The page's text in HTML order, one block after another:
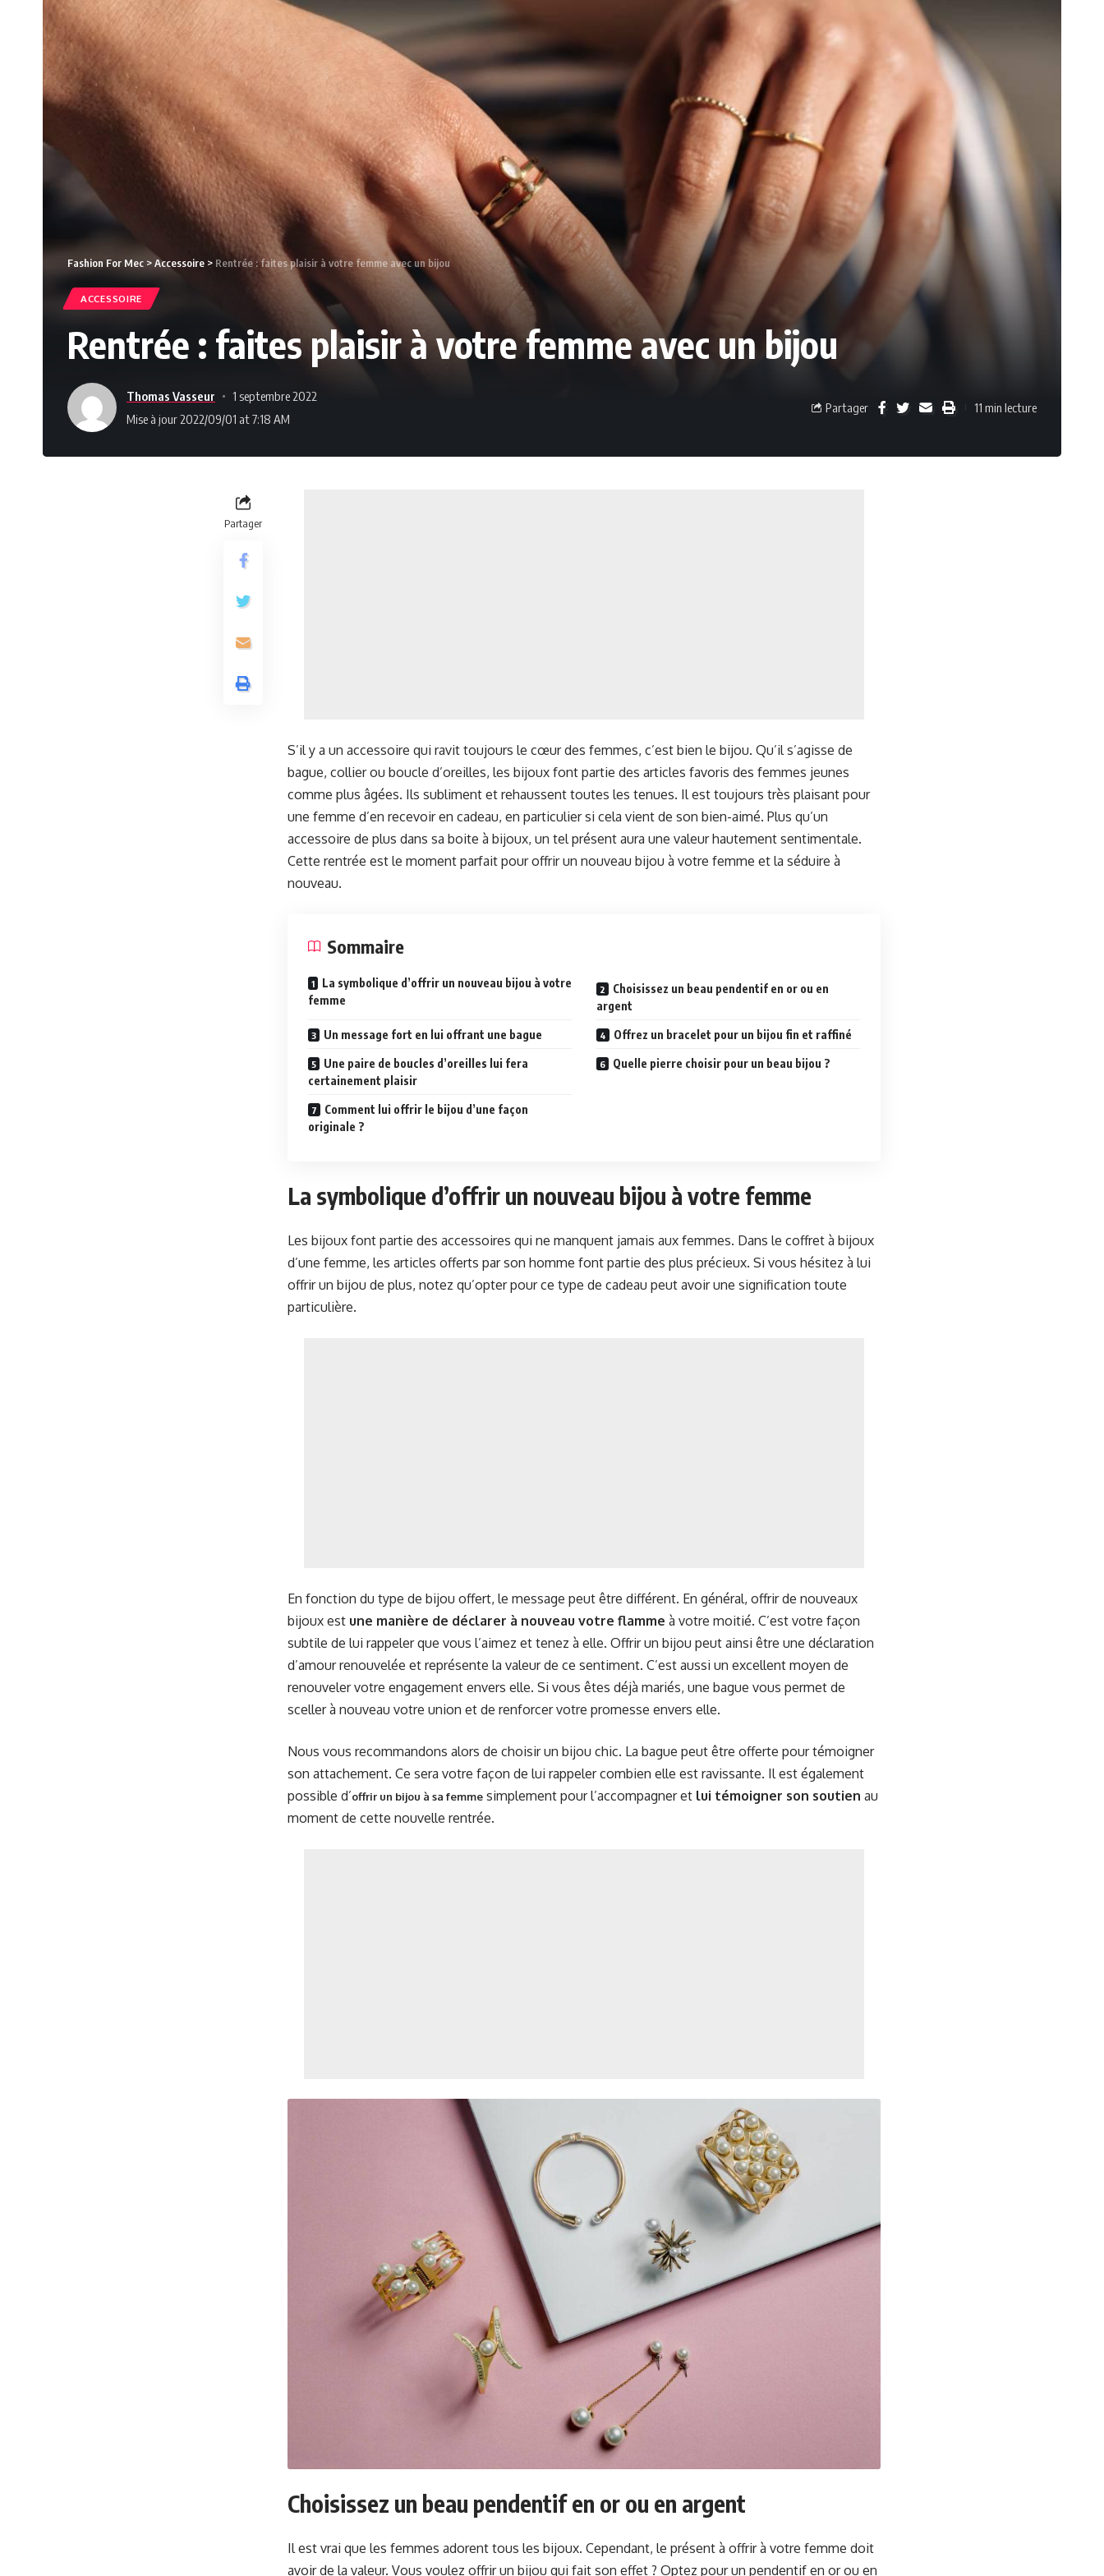
Fashion For Mec >Accessoire > Rentrée : faites plaisir à votre femme avec un bijou
ACCESSOIRE
Rentrée : faites plaisir à votre femme avec un bijou
Thomas Vasseur
1 septembre 2022
Mise à jour 2022/09/01 at 7:18 AM
Partager 11 min lecture
Partager
S’il y a un accessoire qui ravit toujours le cœur des femmes, c’est bien le bijou. Qu’il s’agisse de
bague, collier ou boucle d’oreilles, les bijoux font partie des articles favoris des femmes jeunes
comme plus âgées. Ils subliment et rehaussent toutes les tenues. Il est toujours très plaisant pour
une femme d’en recevoir en cadeau, en particulier si cela vient de son bien-aimé. Plus qu’un
accessoire de plus dans sa boite à bijoux, un tel présent aura une valeur hautement sentimentale.
Cette rentrée est le moment parfait pour offrir un nouveau bijou à votre femme et la séduire à
nouveau.
Sommaire
La symbolique d’offrir un nouveau bijou à votre
femme
Choisissez un beau pendentif en or ou en
argent
Un message fort en lui offrant une bague Offrez un bracelet pour un bijou fin et raffiné
Une paire de boucles d’oreilles lui fera
certainement plaisir
Quelle pierre choisir pour un beau bijou ?
Comment lui offrir le bijou d’une façon
originale ?
La symbolique d’offrir un nouveau bijou à votre femme
Les bijoux font partie des accessoires qui ne manquent jamais aux femmes. Dans le coffret à bijoux
d’une femme, les articles offerts par son homme font partie des plus précieux. Si vous hésitez à lui
offrir un bijou de plus, notez qu’opter pour ce type de cadeau peut avoir une signification toute
particulière.
En fonction du type de bijou offert, le message peut être différent. En général, offrir de nouveaux
bijoux est une manière de déclarer à nouveau votre flamme à votre moitié. C’est votre façon
subtile de lui rappeler que vous l’aimez et tenez à elle. Offrir un bijou peut ainsi être une déclaration
d’amour renouvelée et représente la valeur de ce sentiment. C’est aussi un excellent moyen de
renouveler votre engagement envers elle. Si vous êtes déjà mariés, une bague vous permet de
sceller à nouveau votre union et de renforcer votre promesse envers elle.
Nous vous recommandons alors de choisir un bijou chic. La bague peut être offerte pour témoigner
son attachement. Ce sera votre façon de lui rappeler combien elle est ravissante. Il est également
possible d’offrir un bijou à sa femme simplement pour l’accompagner et lui témoigner son soutien au
moment de cette nouvelle rentrée.
Choisissez un beau pendentif en or ou en argent
Il est vrai que les femmes adorent tous les bijoux. Cependant, le présent à offrir à votre femme doit
avoir de la valeur. Vous voulez offrir un bijou qui fait son effet ? Optez pour un pendentif en or ou en